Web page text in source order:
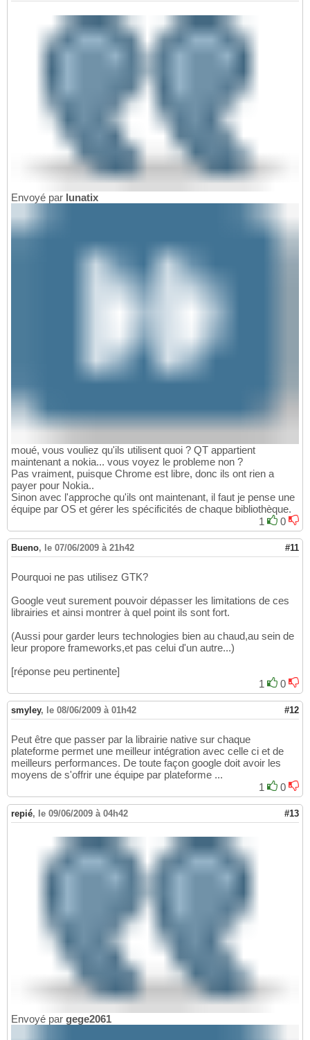
Envoyé par lunatix
moué, vous vouliez qu'ils utilisent quoi ? QT appartient
maintenant a nokia... vous voyez le probleme non ?
Pas vraiment, puisque Chrome est libre, donc ils ont rien a
payer pour Nokia..
Sinon avec l'approche qu'ils ont maintenant, il faut je pense une
équipe par OS et gérer les spécificités de chaque bibliothèque.
1
0
Bueno, le 07/06/2009 à 21h42 #11
Pourquoi ne pas utilisez GTK?
Google veut surement pouvoir dépasser les limitations de ces
librairies et ainsi montrer à quel point ils sont fort.
(Aussi pour garder leurs technologies bien au chaud,au sein de
leur propore frameworks,et pas celui d'un autre...)
[réponse peu pertinente]
1
0
smyley, le 08/06/2009 à 01h42 #12
Peut être que passer par la librairie native sur chaque
plateforme permet une meilleur intégration avec celle ci et de
meilleurs performances. De toute façon google doit avoir les
moyens de s'offrir une équipe par plateforme ...
1
0
repié, le 09/06/2009 à 04h42 #13
Envoyé par gege2061